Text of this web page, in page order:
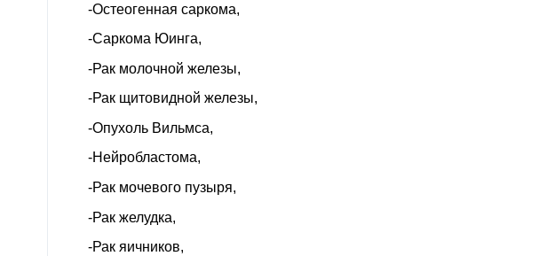
-Остеогенная саркома,
-Саркома Юинга,
-Рак молочной железы,
-Рак щитовидной железы,
-Опухоль Вильмса,
-Нейробластома,
-Рак мочевого пузыря,
-Рак желудка,
-Рак яичников,